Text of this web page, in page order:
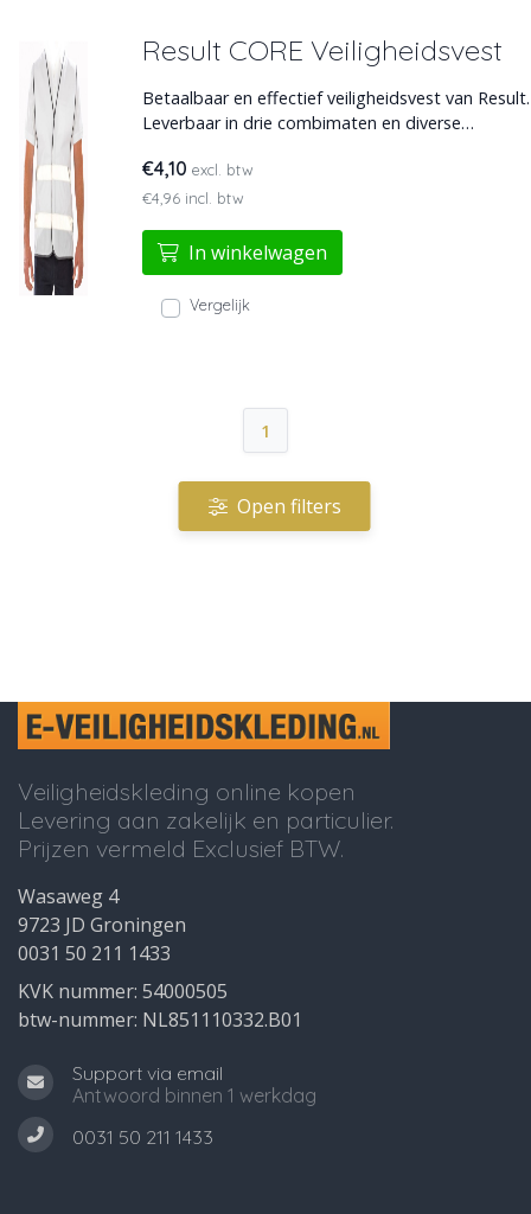
Result CORE Veiligheidsvest
Betaalbaar en effectief veiligheidsvest van Result.
Leverbaar in drie combimaten en diverse
€4,10 excl. btw
€4,96 incl. btw
In winkelwagen
Vergelijk
1
Open filters
Veiligheidskleding online kopen
Levering aan zakelijk en particulier.
Prijzen vermeld Exclusief BTW.
Wasaweg 4
9723 JD Groningen
0031 50 211 1433
KVK nummer: 54000505
btw-nummer: NL851110332.B01
Support via email
Antwoord binnen 1 werkdag
0031 50 211 1433